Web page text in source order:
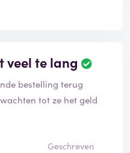
veel te lang
bestelling terug
tot ze het geld
Geschreven